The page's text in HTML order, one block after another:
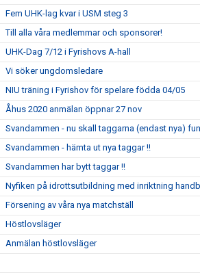
Fem UHK-lag kvar i USM steg 3
Till alla våra medlemmar och sponsorer!
UHK-Dag 7/12 i Fyrishovs A-hall
Vi söker ungdomsledare
NIU träning i Fyrishov för spelare födda 04/05
Åhus 2020 anmälan öppnar 27 nov
Svandammen - nu skall taggarna (endast nya)
Svandammen - hämta ut nya taggar !!
Svandammen har bytt taggar !!
Nyfiken på idrottsutbildning med inriktning
Försening av våra nya matchställ
Höstlovsläger
Anmälan höstlovsläger